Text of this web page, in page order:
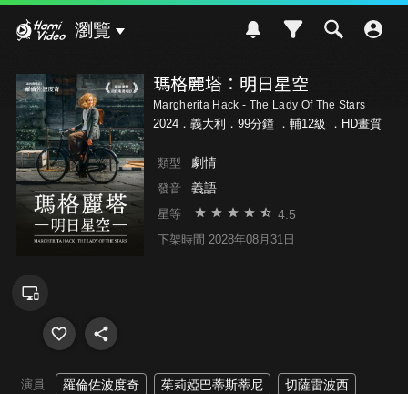
瀏覽
瑪格麗塔：明日星空
Margherita Hack - The Lady Of The Stars
2024．義大利．99分鐘 ． 輔12級 ．HD畫質
類型 劇情
發音 義語
星等 4.5
下架時間 2028年08月31日
演員 羅倫佐波度奇 茱莉婭巴蒂斯蒂尼 切薩雷波西